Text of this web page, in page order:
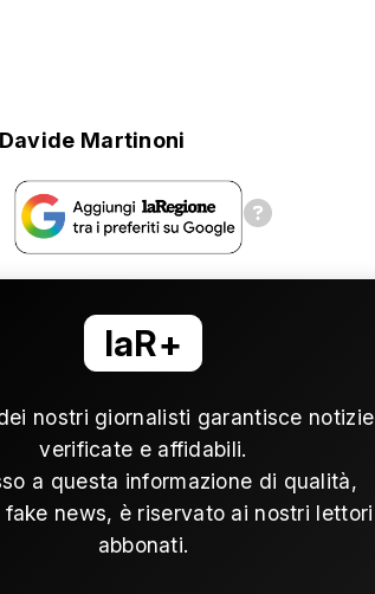
Davide Martinoni
laR+
nostri giornalisti garantisce notizie
verificate e affidabili.
a questa informazione di qualità,
fake news, è riservato ai nostri lettori
abbonati.